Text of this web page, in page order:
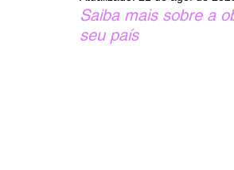
Saiba mais sobre a
seu país